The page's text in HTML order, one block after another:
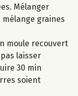
Mélanger
graines
moule recouvert
laisser
30 min
soient